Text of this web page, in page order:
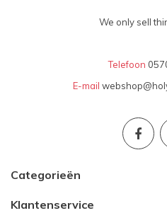
We only sell
Telefoon
E-mail
Categorieën
Klantenservice